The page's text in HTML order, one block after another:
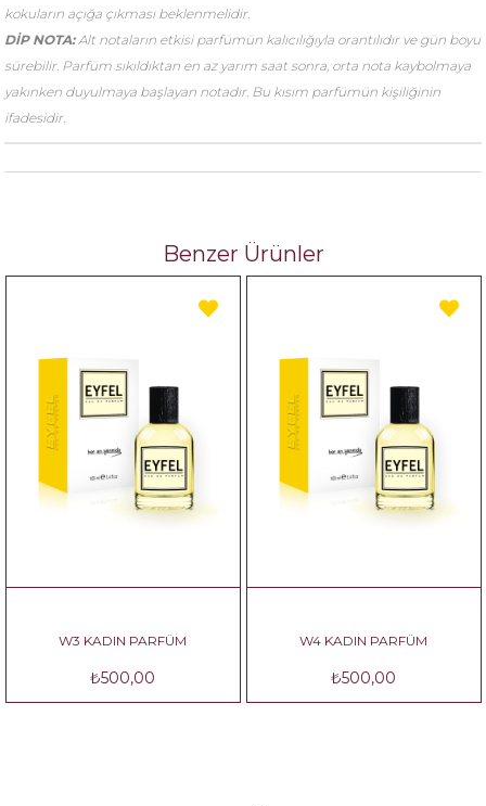
kokuların açığa çıkması beklenmelidir.
DİP NOTA:Alt notaların etkisi parfümün kalıcılığıyla orantılıdır ve gün boyu
sürebilir. Parfüm sıkıldıktan en az yarım saat sonra, orta nota kaybolmaya
yakınken duyulmaya başlayan notadır. Bu kısım parfümün kişiliğinin
ifadesidir.
Benzer Ürünler
W3 KADIN PARFÜM
₺500,00
W4 KADIN PARFÜM
₺500,00